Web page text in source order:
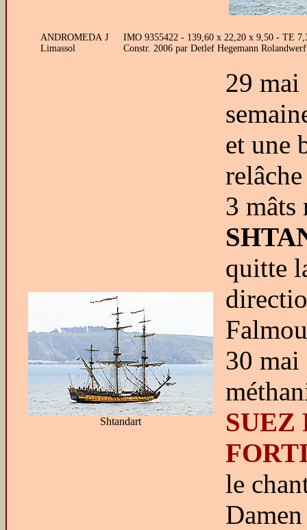
ANDROMEDA J
Limassol
IMO 9355422 - 139,60 x 22,20 x 9,50 - TE
Constr. 2006 par Detlef Hegemann
Shtandart
29 mai
et une
3 mâts
quitte
30 mai
SUEZ
le